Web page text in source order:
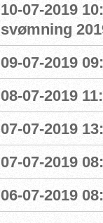
10-07-2019
svømning
09-07-2019
08-07-2019
07-07-2019
07-07-2019
06-07-2019